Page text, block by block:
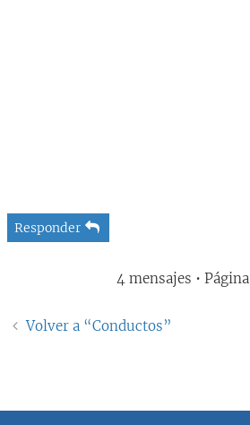
Responder
4 mensajes • Página
Volver a “Conductos”